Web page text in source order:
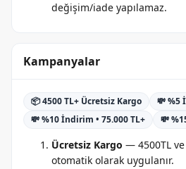
değişim/iade yapılamaz.
Kampanyalar
📦 4500 TL+ Ücretsiz Kargo
💸 %5
💸 %10 İndirim • 75.000 TL+
💸
Ücretsiz Kargo — 4500TL
otomatik olarak uygulanır.